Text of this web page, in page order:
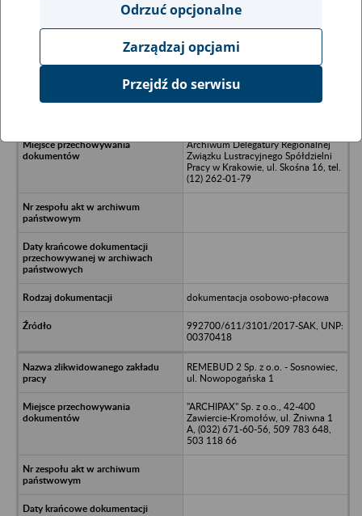
Ukryj wszystkie pozycje bazy
BUDCO Ryszard Kostuch, Kraków
Archiwum Delegatury Regionalnej
Związku Lustracyjnego Spółdzielni
Pracy w Krakowie, ul. Skośna 16, tel.
(12) 262-01-79
dokumentacja osobowo-płacowa
992700/611/3101/2017-SAK, UNP:
00370418
REMEBUD 2 Sp. z o.o. - Sosnowiec,
ul. Nowopogańska 1
"ARCHIPAX" Sp. z o.o., 42-400
Zawiercie-Kromołów, ul. Żniwna 1
A, (032) 671-60-56, 509 783 648,
503 118 66
Odrzuć opcjonalne
Zarządzaj opcjami
Przejdź do serwisu